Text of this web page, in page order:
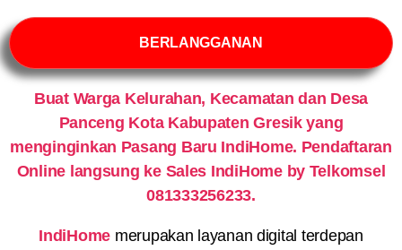
BERLANGGANAN
Buat Warga Kelurahan, Kecamatan dan Desa
Panceng Kota Kabupaten Gresik yang
menginginkan Pasang Baru IndiHome. Pendaftaran
Online langsung ke Sales IndiHome by Telkomsel
081333256233.
IndiHome merupakan layanan digital terdepan